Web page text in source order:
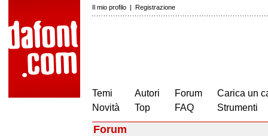
Il mio profilo | Registrazione
Temi
Novità
Autori
Top
Forum
FAQ
Carica un
Strumenti
Forum